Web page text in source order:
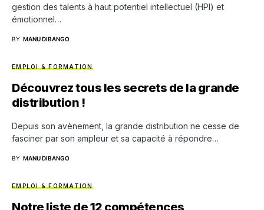
gestion des talents à haut potentiel intellectuel (HPI) et
émotionnel…
BY MANU DIBANGO
EMPLOI & FORMATION
Découvrez tous les secrets de la grande
distribution !
Depuis son avènement, la grande distribution ne cesse de
fasciner par son ampleur et sa capacité à répondre…
BY MANU DIBANGO
EMPLOI & FORMATION
Notre liste de 12 compétences